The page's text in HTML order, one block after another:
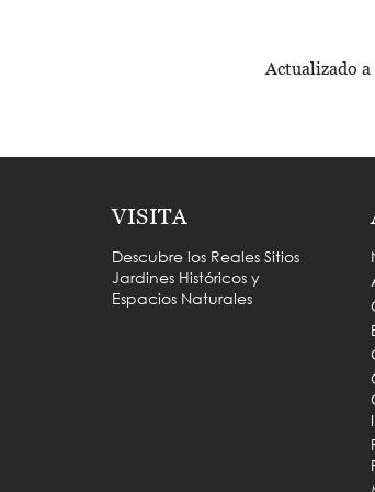
Actualizado
VISITA
Descubre los Reales Sitios
Jardines Históricos y
Espacios Naturales